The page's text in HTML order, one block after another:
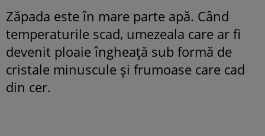
Zăpada este în mare parte apă. Când
temperaturile scad, umezeala care ar fi
devenit ploaie îngheață sub formă de
cristale minuscule și frumoase care cad
din cer.